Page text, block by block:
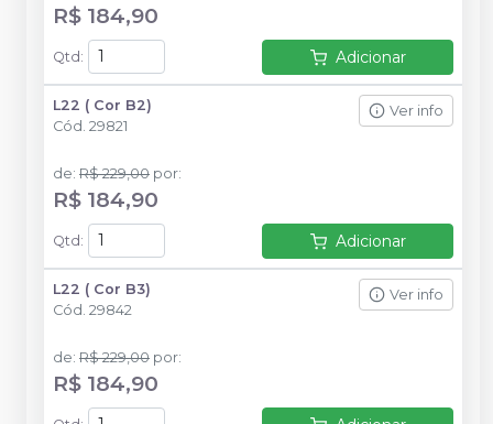
R$ 184,90
Qtd : Adicionar
L22 ( Cor B2)
Cód. 29821
Ver info
de: R$ 229,00 por:
R$ 184,90
Qtd : Adicionar
L22 ( Cor B3)
Cód. 29842
Ver info
de: R$ 229,00 por:
R$ 184,90